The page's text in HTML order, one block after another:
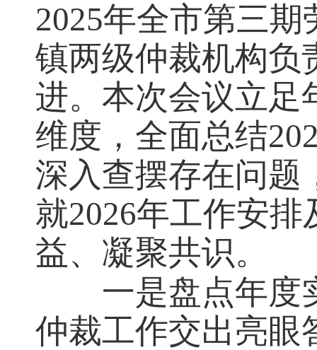
2025年全市第三
镇两级仲裁机构负
进。本次会议立足
维度，全面总结
深入查摆存在问题
就2026年工作安
益、凝聚共识。
一是盘点年度
仲裁工作交出亮眼